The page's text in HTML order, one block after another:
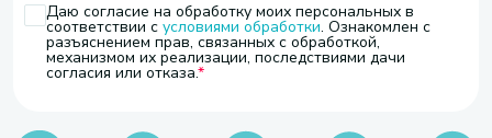
Даю согласие на обработку моих персональных в
соответствии с условиями обработки. Ознакомлен с
разъяснением прав, связанных с обработкой,
механизмом их реализации, последствиями дачи
согласия или отказа.